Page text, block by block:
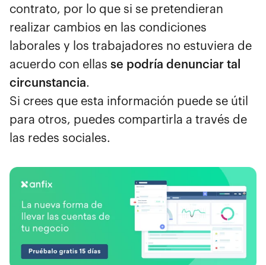
contrato, por lo que si se pretendieran
realizar cambios en las condiciones
laborales y los trabajadores no estuviera de
acuerdo con ellas se podría denunciar tal
circunstancia.
Si crees que esta información puede se útil
para otros, puedes compartirla a través de
las redes sociales.